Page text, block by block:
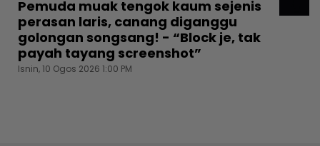
Pemuda muak tengok kaum sejenis
perasan laris, canang diganggu
golongan songsang! - “Block je, tak
payah tayang screenshot”
Isnin, 10 Ogos 2026 1:00 PM